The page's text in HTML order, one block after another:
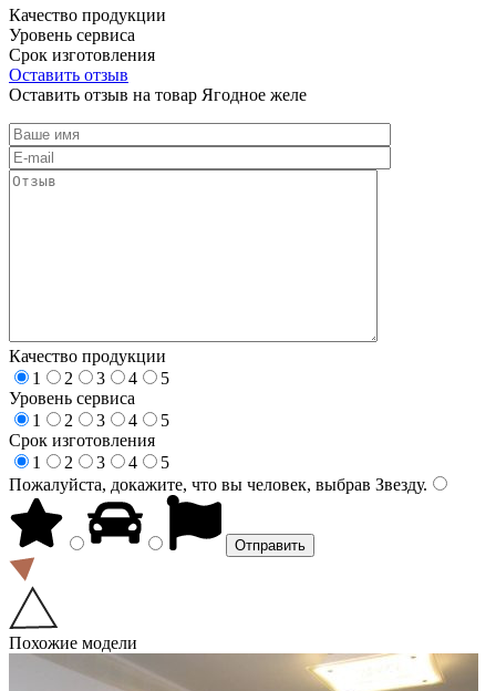
Качество продукции
Уровень сервиса
Срок изготовления
Оставить отзыв
Оставить отзыв на товар Ягодное желе
Качество продукции
1
2 3 4
5
Уровень сервиса
1
2 3 4
5
Срок изготовления
1
2 3 4
5
Пожалуйста, докажите, что вы человек, выбрав Звезду.
Похожие модели